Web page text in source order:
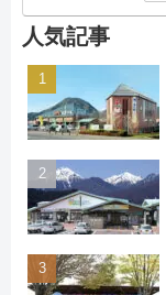
人気記事